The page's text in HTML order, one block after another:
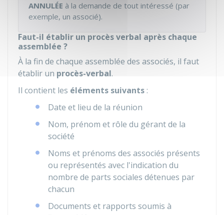
ANNULÉE à la demande de tout intéressé (par
exemple, un associé).
Faut-il établir un procès verbal après chaque
assemblée ?
À la fin de chaque assemblée des associés, il faut
établir un procès-verbal.
Il contient les éléments suivants :
Date et lieu de la réunion
Nom, prénom et rôle du gérant de la
société
Noms et prénoms des associés présents
ou représentés avec l'indication du
nombre de parts sociales détenues par
chacun
Documents et rapports soumis à